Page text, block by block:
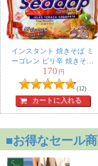
インスタント 焼きそば ミ
ーゴレン ピリ辛 焼きそば
【Mie Sedaap】
170 円
(12)
カートに入れる